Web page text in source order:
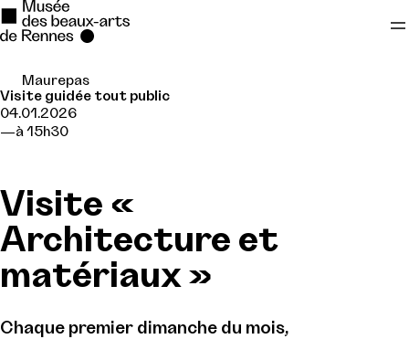
Se rendre au
Contenu principal
Maurepas
Visite guidée tout public
04.01.2026
à 15h30
Visite «
Architecture et
matériaux »
Chaque premier dimanche du mois,